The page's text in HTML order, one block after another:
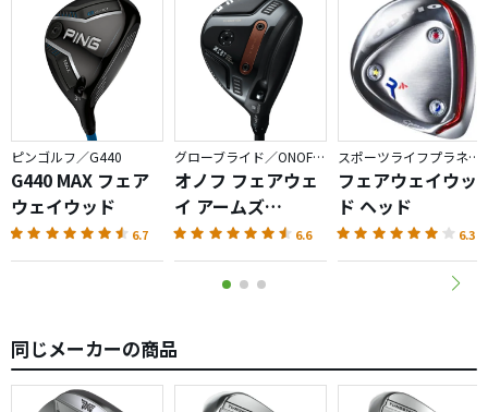
ピンゴルフ／G440
G440 MAX フェア
ウェイウッド
6.7
グローブライド／ONOFF AKA
オノフ フェアウェ
イ アームズ
AKA（2026）
6.6
スポーツライフプラネッツ／RODDIO
フェアウェイウッ
ド ヘッド
6.3
同じメーカーの商品